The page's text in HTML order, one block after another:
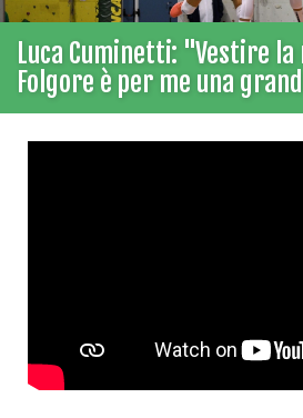
Luca Cuminetti: "Vestire
Folgore è per me una